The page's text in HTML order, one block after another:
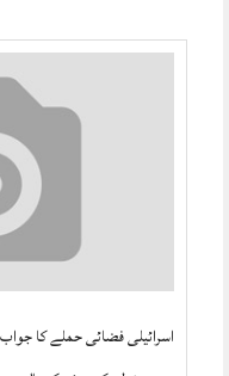
اسرائیلی فضائی حملے کا